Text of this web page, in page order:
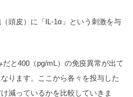
頭皮）に「IL‐1α」という刺激を与
だと400（pg/mL）の免疫異常が出て
ります。ここから各々を投与した
減っているかを比較していきま